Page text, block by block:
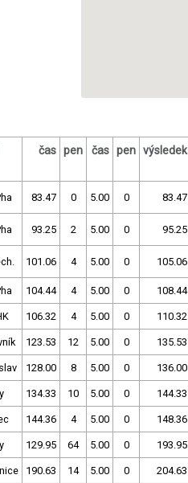
čas pen čas pen výsledek
83.47 0 5.00 0 83.47
93.25 2 5.00 0 95.25
101.06 4 5.00 0 105.06
104.44 4 5.00 0 108.44
106.32 4 5.00 0 110.32
123.53 12 5.00 0 135.53
128.00 8 5.00 0 136.00
134.33 10 5.00 0 144.33
144.36 4 5.00 0 148.36
129.95 64 5.00 0 193.95
190.63 14 5.00 0 204.63